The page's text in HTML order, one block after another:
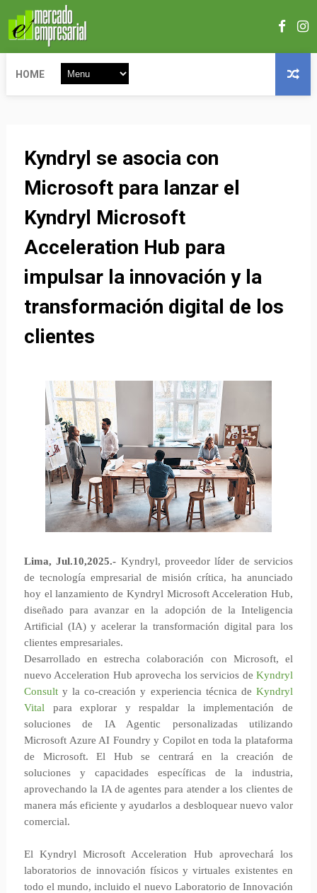
HOME
Kyndryl se asocia con
Microsoft para lanzar el
Kyndryl Microsoft
Acceleration Hub para
impulsar la innovación y la
transformación digital de los
clientes
Lima, Jul.10,2025.- Kyndryl, proveedor líder de servicios
de tecnología empresarial de misión crítica, ha anunciado
hoy el lanzamiento de Kyndryl Microsoft Acceleration Hub,
diseñado para avanzar en la adopción de la Inteligencia
Artificial (IA) y acelerar la transformación digital para los
clientes empresariales.
Desarrollado en estrecha colaboración con Microsoft, el
nuevo Acceleration Hub aprovecha los servicios deKyndryl
Consulty la co-creación y experiencia técnica deKyndryl
Vital para explorar y respaldar la implementación de
soluciones de IA Agentic personalizadas utilizando
Microsoft Azure AI Foundry y Copilot en toda la plataforma
de Microsoft. El Hub se centrará en la creación de
soluciones y capacidades específicas de la industria,
aprovechando la IA de agentes para atender a los clientes de
manera más eficiente y ayudarlos a desbloquear nuevo valor
comercial.
El Kyndryl Microsoft Acceleration Hub aprovechará los
laboratorios de innovación físicos y virtuales existentes en
todo el mundo, incluido el nuevo Laboratorio de Innovación